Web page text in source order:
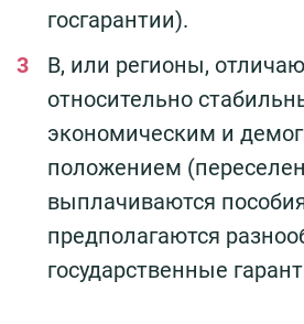
госгарантии).
В, или регионы,
относительно
экономическим и
положением
выплачиваются
предполагаются
государственные